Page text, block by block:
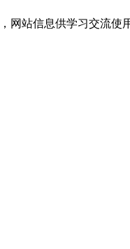
网站信息供学习交流使